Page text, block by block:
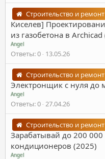
Строительство и ремонт
Киселев]
из газобетона в
Angel
Ответы 0 13.05.26
Строительство и ремонт
Электронщик с нуля до
Angel
Ответы 0 27.04.26
Строительство и ремонт
Зарабатывай до 200
кондиционеров (2025)
Angel